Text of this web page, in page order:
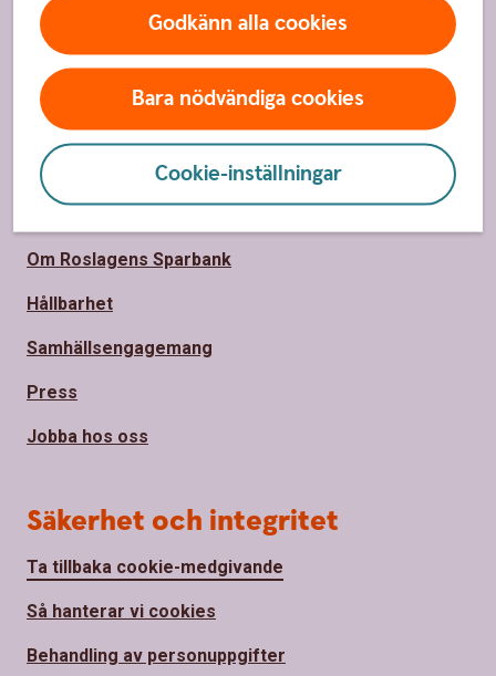
Godkänn alla cookies
Bara nödvändiga cookies
Cookie-inställningar
Hitta bankkontor
Bli kund
Priser, räntor och kurser
Om oss
Om Roslagens Sparbank
Hållbarhet
Samhällsengagemang
Press
Jobba hos oss
Säkerhet och integritet
Ta tillbaka cookie-medgivande
Så hanterar vi cookies
Behandling av personuppgifter